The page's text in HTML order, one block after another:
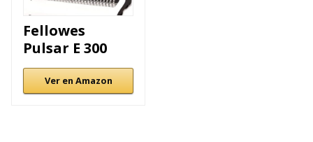
Fellowes
Pulsar E 300
Ver en Amazon